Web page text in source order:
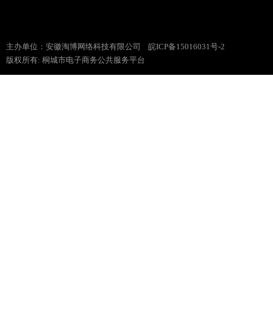
主办单位：安徽淘博网络科技有限公司 皖ICP备15016031号-2
版权所有: 桐城市电子商务公共服务平台